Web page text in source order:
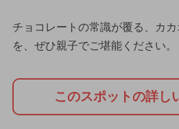
チョコレートの常識が覆る、カ
を、ぜひ親子でご堪能ください。
このスポットの詳し